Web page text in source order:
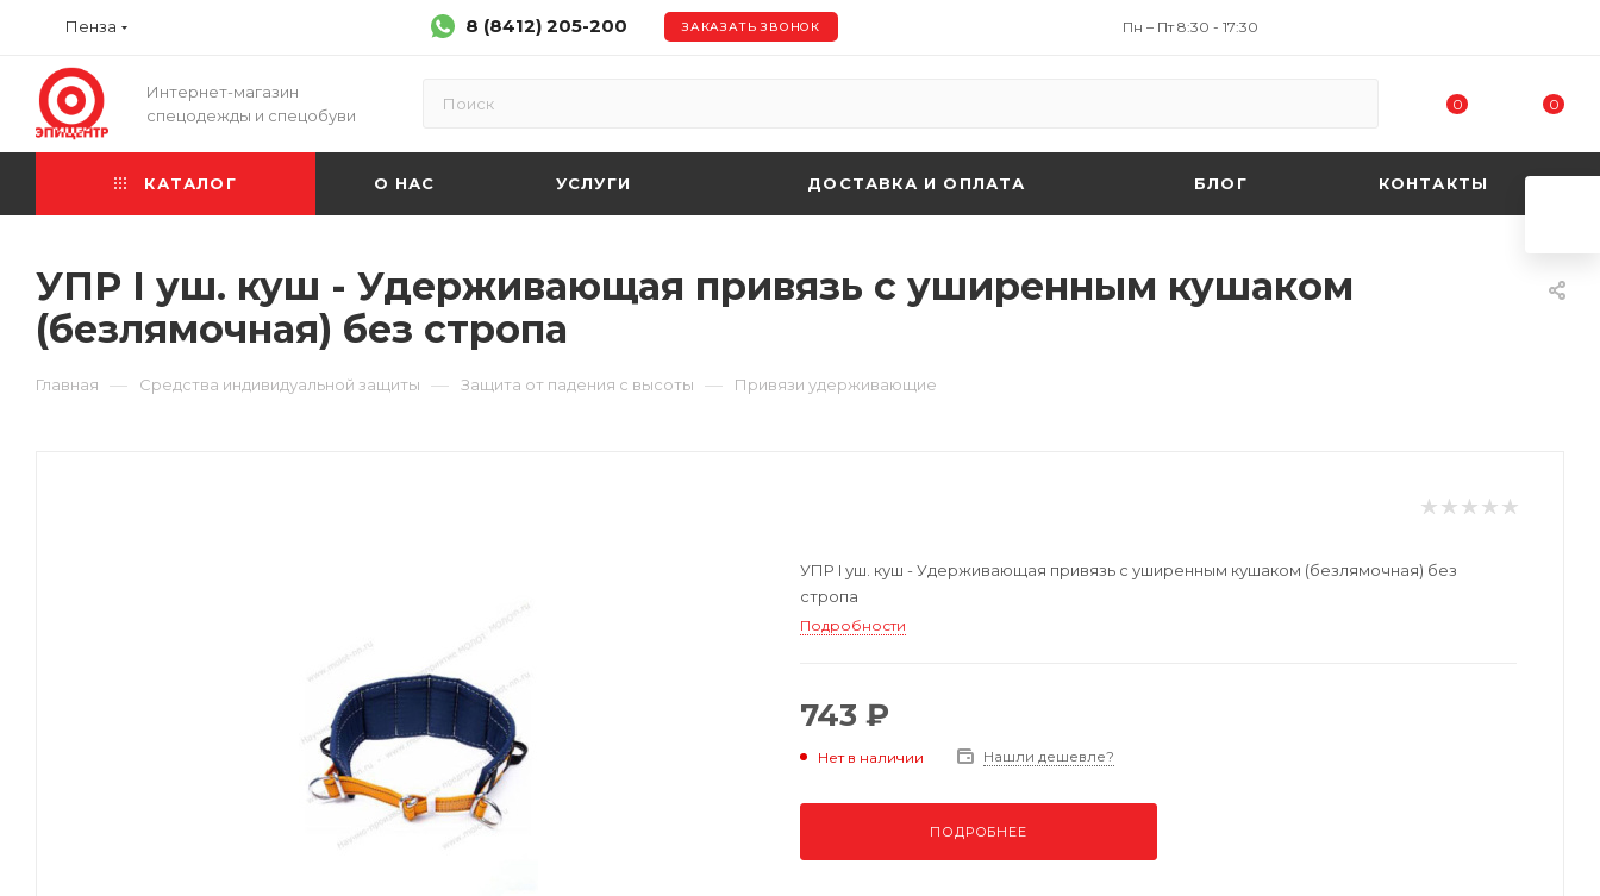
Пенза 8 (8412) 205-200 ЗАКАЗАТЬ ЗВОНОК Пн – Пт 8:30 - 17:30
Интернет-магазин
спецодежды и спецобуви
0 0
КАТАЛОГ О НАС УСЛУГИ ДОСТАВКА И ОПЛАТА БЛОГ КОНТАКТЫ
УПР I уш. куш - Удерживающая привязь с уширенным кушаком
(безлямочная) без стропа
Главная — Средства индивидуальной защиты — Защита от падения с высоты — Привязи удерживающие
УПР I уш. куш - Удерживающая привязь с уширенным кушаком (безлямочная) без
стропа
Подробности
743 ₽
Нет в наличии Нашли дешевле?
ПОДРОБНЕЕ